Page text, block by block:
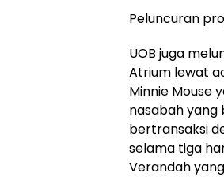
Peluncuran
UOB juga
Atrium lewat
Minnie Mouse
nasabah yang
bertransaksi
selama tiga
Verandah